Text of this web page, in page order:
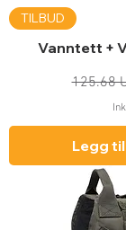
TILBUD
Vanntett +
Vanlig
125.68
Legg